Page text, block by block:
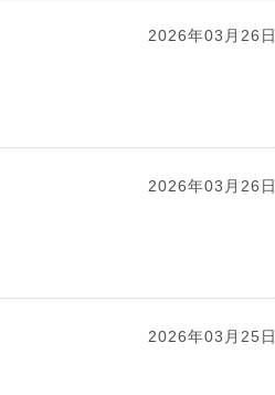
2026年03月26日
2026年03月26日
2026年03月25日